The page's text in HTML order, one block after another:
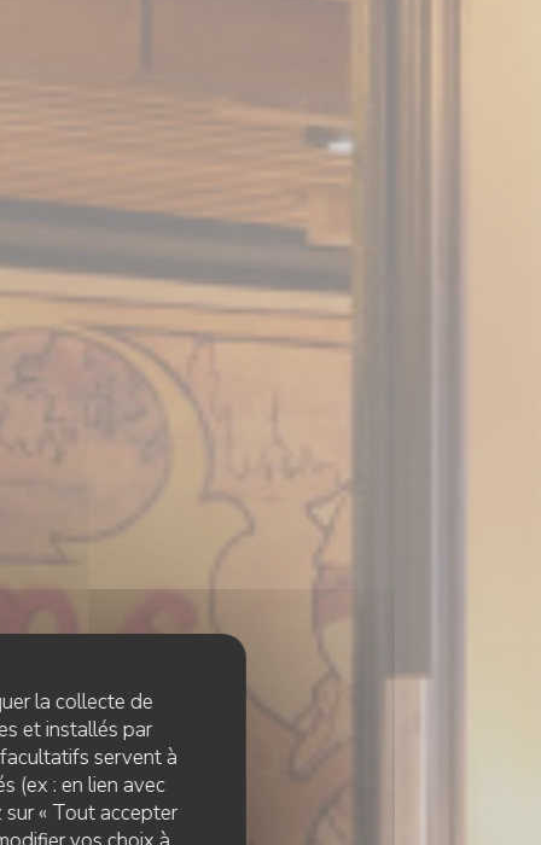
la collecte de
et installés par
servent à
(ex : en lien avec
« Tout accepter